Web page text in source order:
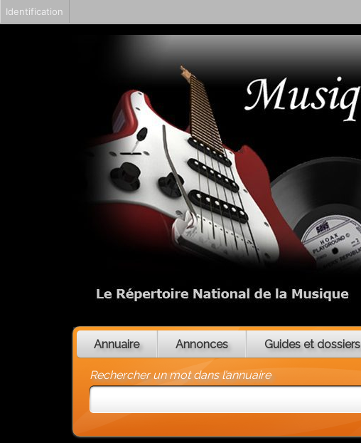
Annuaire Annonces Guides et dossiers
Rechercher un mot dans l’annuaire
Identification